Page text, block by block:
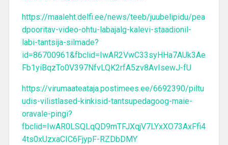
https://maaleht.delfi.ee/news/teeb/juubelipidu/pea
dpooritav-video-ohtu-labajalg-kalevi-staadionil-
labi-tantsija-silmade?
id=86700961&fbclid=IwAR2VwC33syHHa7AUk3Ae
Fb1yiBqzTo0V397NfvLQK2rfA5zv8AvIsewJ-fU
https://virumaateataja.postimees.ee/6692390/piltu
udis-vilistlased-kinkisid-tantsupedagoog-maie-
oravale-pingi?
fbclid=IwAR0LSQLqQD9mTFJXqjV7LYxXO73AxFfi4
4ts0xUzxaCIC6FjypF-RZDbDMY